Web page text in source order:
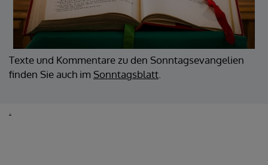
Texte und Kommentare zu den Sonntagsevangelien
finden Sie auch im Sonntagsblatt.
.